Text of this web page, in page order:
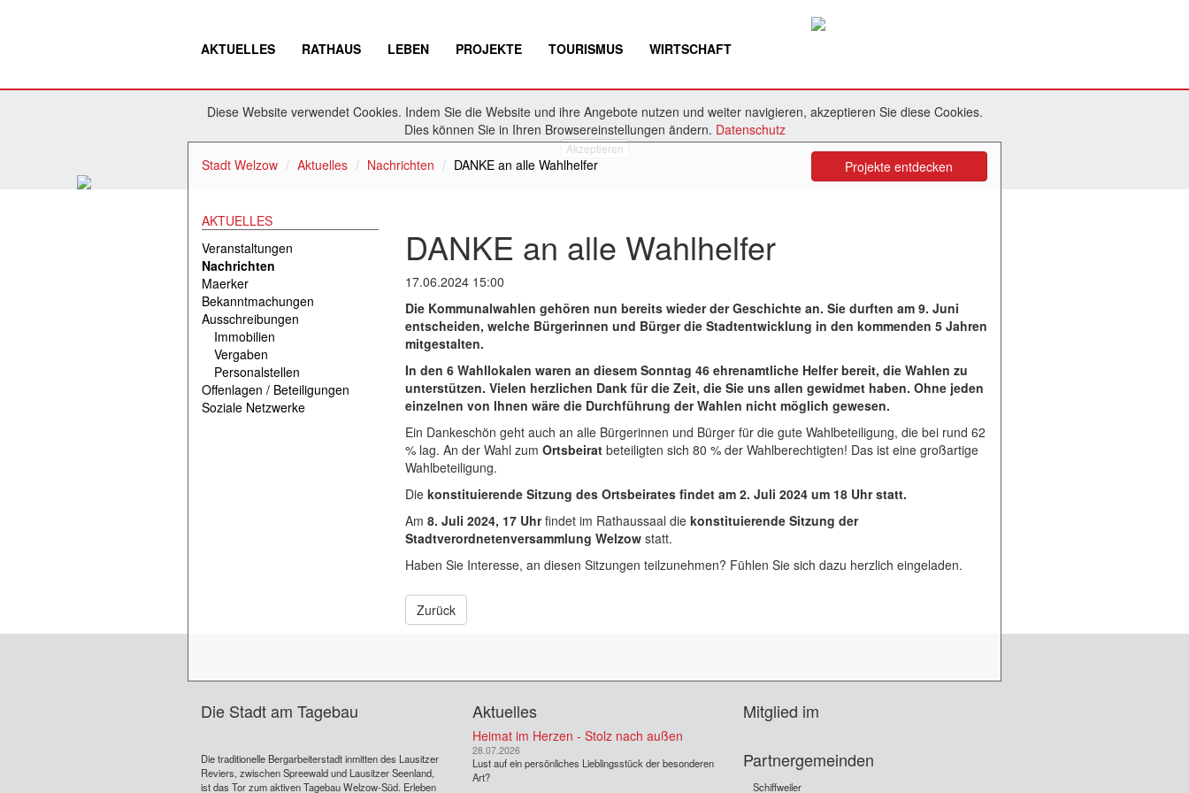
AKTUELLES RATHAUS LEBEN PROJEKTE TOURISMUS WIRTSCHAFT
Diese Website verwendet Cookies. Indem Sie die Website und ihre Angebote nutzen und weiter navigieren, akzeptieren Sie diese Cookies.
Dies können Sie in Ihren Browsereinstellungen ändern. Datenschutz
Akzeptieren
Stadt Welzow Aktuelles Nachrichten DANKE an alle Wahlhelfer Projekte entdecken
AKTUELLES
Veranstaltungen
Nachrichten
Maerker
Bekanntmachungen
Ausschreibungen
Immobilien
Vergaben
Personalstellen
Offenlagen / Beteiligungen
Soziale Netzwerke
DANKE an alle Wahlhelfer
17.06.2024 15:00
Die Kommunalwahlen gehören nun bereits wieder der Geschichte an. Sie durften am 9. Juni
entscheiden, welche Bürgerinnen und Bürger die Stadtentwicklung in den kommenden 5 Jahren
mitgestalten.
In den 6 Wahllokalen waren an diesem Sonntag 46 ehrenamtliche Helfer bereit, die Wahlen zu
unterstützen. Vielen herzlichen Dank für die Zeit, die Sie uns allen gewidmet haben. Ohne jeden
einzelnen von Ihnen wäre die Durchführung der Wahlen nicht möglich gewesen.
Ein Dankeschön geht auch an alle Bürgerinnen und Bürger für die gute Wahlbeteiligung, die bei rund 62
% lag. An der Wahl zum Ortsbeiratbeteiligten sich 80 % der Wahlberechtigten! Das ist eine großartige
Wahlbeteiligung.
Die konstituierende Sitzung des Ortsbeirates findet am 2. Juli 2024 um 18 Uhr statt.
Am 8. Juli 2024, 17 Uhrfindet im Rathaussaal die konstituierende Sitzung der
Stadtverordnetenversammlung Welzowstatt.
Haben Sie Interesse, an diesen Sitzungen teilzunehmen? Fühlen Sie sich dazu herzlich eingeladen.
Zurück
Die Stadt am Tagebau
Die traditionelle Bergarbeiterstadt inmitten des Lausitzer
Reviers, zwischen Spreewald und Lausitzer Seenland,
ist das Tor zum aktiven Tagebau Welzow-Süd. Erleben
Aktuelles
Heimat im Herzen - Stolz nach außen
28.07.2026
Lust auf ein persönliches Lieblingsstück der besonderen
Art?
Mitglied im
Partnergemeinden
Schiffweiler